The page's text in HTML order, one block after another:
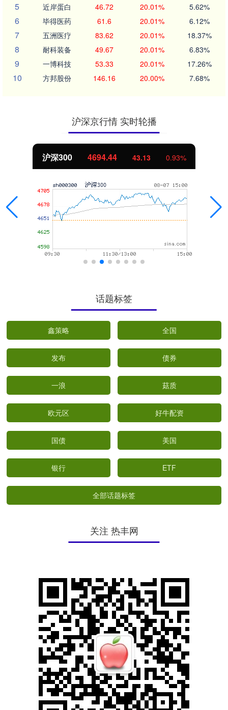
5 近岸蛋白 46.72 20.01% 5.62%
6 毕得医药 61.6 20.01% 6.12%
7 五洲医疗 83.62 20.01% 18.37%
8 耐科装备 49.67 20.01% 6.83%
9 一博科技 53.33 20.01% 17.26%
10 方邦股份 146.16 20.00% 7.68%
沪深京行情 实时轮播
沪深300 4694.44 43.13 0.93%
话题标签
鑫策略 全国
发布 债券
一浪 菇质
欧元区 好牛配资
国债 美国
银行 ETF
全部话题标签
关注 热丰网